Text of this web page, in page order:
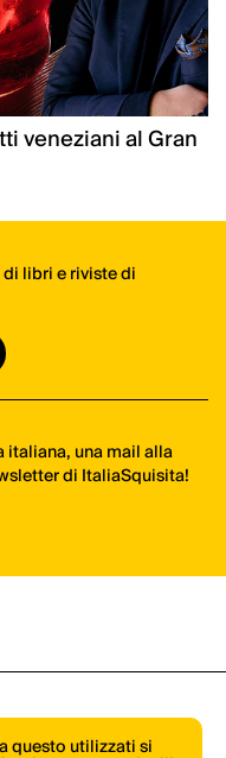
veneziani al Gran
libri e riviste di
una mail alla
di ItaliaSquisita!
questo utilizzati si